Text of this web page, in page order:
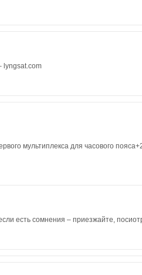
lyngsat.com
мультиплекса для часового
есть сомнения – приезжайте,